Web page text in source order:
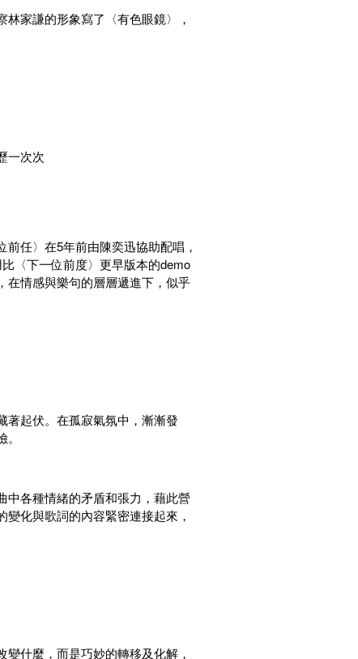
家謙的形象寫了〈有色眼鏡〉，
一次次
任〉在5年前由陳奕迅協助配唱，
〈下一位前度〉更早版本的demo
在情感與樂句的層層遞進下，似乎
著起伏。在孤寂氣氛中，漸漸發
中各種情緒的矛盾和張力，藉此營
化與歌詞的內容緊密連接起來，
什麼，而是巧妙的轉移及化解，